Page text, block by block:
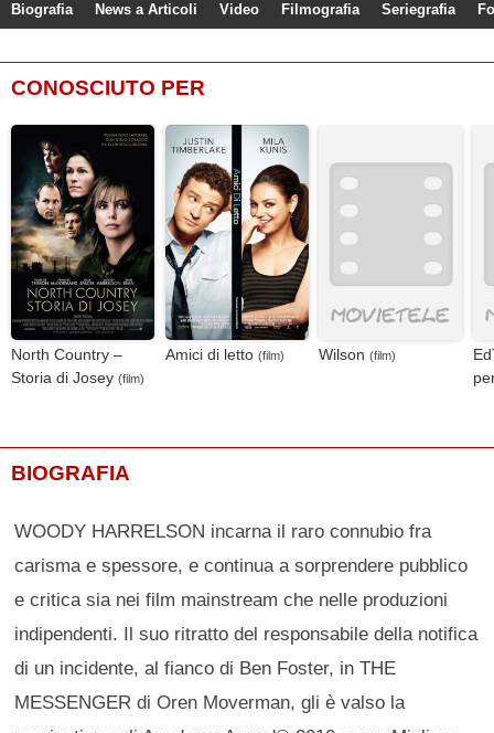
Biografia News a Articoli Video Filmografia Seriegrafia
CONOSCIUTO PER
North Country –
Storia di Josey (film)
Amici di letto (film) Wilson (film)
BIOGRAFIA
WOODY HARRELSON incarna il raro connubio fra
carisma e spessore, e continua a sorprendere pubblico
e critica sia nei film mainstream che nelle produzioni
indipendenti. Il suo ritratto del responsabile della notifica
di un incidente, al fianco di Ben Foster, in THE
MESSENGER di Oren Moverman, gli è valso la